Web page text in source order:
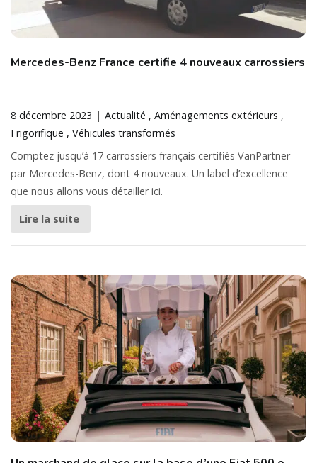
Mercedes-Benz France certifie 4 nouveaux carrossiers
8 décembre 2023 Actualité
Aménagements extérieurs
Frigorifique
Véhicules transformés
Comptez jusqu’à 17 carrossiers français certifiés VanPartner
par Mercedes-Benz, dont 4 nouveaux. Un label d’excellence
que nous allons vous détailler ici.
Lire la suite